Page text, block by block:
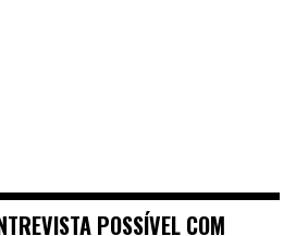
POSSÍVEL COM